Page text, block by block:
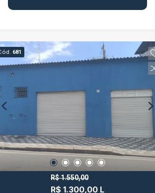
681
R$ 1.550,00
R$ 1.300,00 L